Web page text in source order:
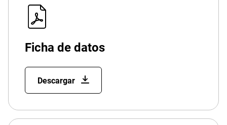
Ficha de datos
Descargar